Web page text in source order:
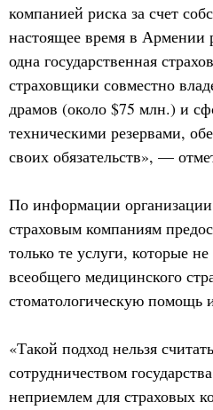
компанией риска за счет
настоящее время в Армении
одна государственная
страховщики совместно
драмов (около $75 млн.) и
техническими резервами,
своих обязательств», —
По информации
страховым компаниям
только те услуги, которые
всеобщего медицинского
стоматологическую помощь
«Такой подход нельзя
сотрудничеством
неприемлем для страховых